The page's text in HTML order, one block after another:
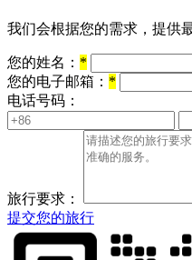
我们会根据您的需求，提供
您的姓名： *
您的电子邮箱： *
电话号码：
旅行要求：
提交您的旅行